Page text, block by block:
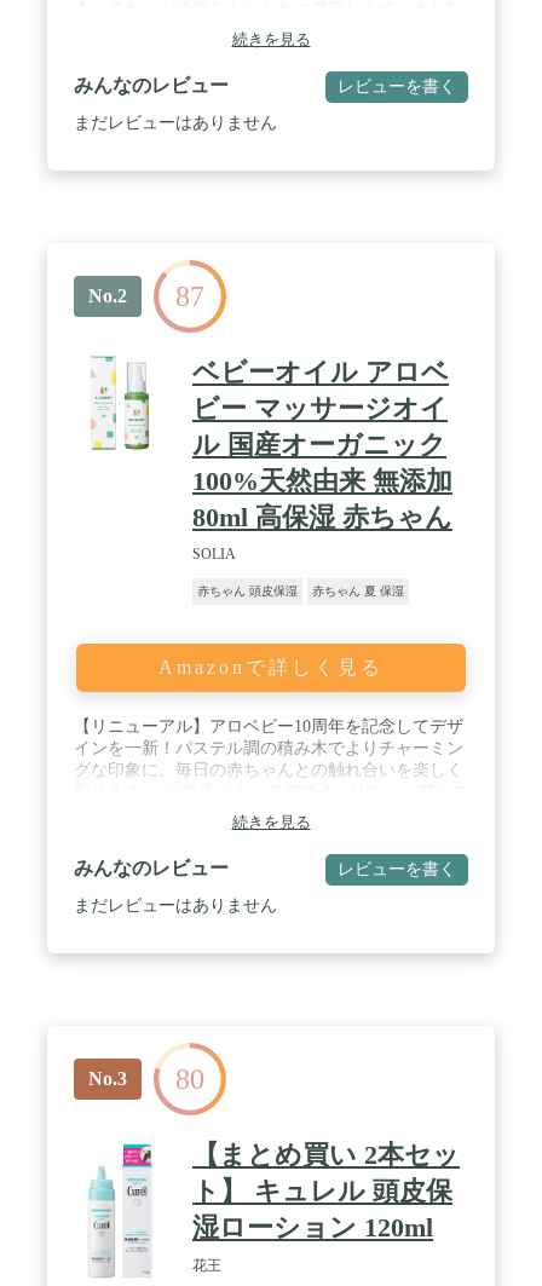
種の天然由来成分が、肌をすこやかに保ちます。 0
歳の赤ちゃん(新生児)からこども、敏感肌の大人の
方までご家族でお使いいただけます。 / 【 100%天
然由来成分 】8つの無添加（合成香料、合成着色
料、アルコール、合成ポリマー、パラベン、シリコ
やすいミルクタイプのローションです。厳選を重ね
たラベンダー＆ローズマリーから抽出された天然オ
ーガニックオイルを使用。ほのかに香るオーガニッ
クアロマの香り。 ※処方改良により、香りが以前
と異なると感じる場合がございます。香り成分は変
更しておりません。 / 【 こんな方におすすめ 】乾
燥や肌荒れが気になるが薬以外でケアしてあげた
い。赤ちゃんのスキンケアは無添加で安心できるも
のを使いたい。別の保湿剤を使っているが保湿力が
物足りない。ベタつくのが苦手で塗りやすいものが
いい。★ベビーオイルやベビークリームとの違い
は？ ★ベビーローションは肌の乾燥を防ぎ、うるお
いを与えます。ベビーオイルはマッサージ用や部分
ケア、ベビークリームはより高い保湿力を求めてい
ケアにローションをお使いください。乾燥する時期
クリームを重ね付けすると効果的です。併用をおす
すめしております。
続きを見る
みんなのレビュー レビューを書く
まだレビューはありません
No.2 87
ベビーオイル アロベ
ビー マッサージオイ
ル 国産オーガニック
100%天然由来 無添加
80ml 高保湿 赤ちゃん
SOLIA
赤ちゃん 頭皮保湿 赤ちゃん 夏 保湿
Amazonで詳しく見る
【リニューアル】アロベビー10周年を記念してデザ
インを一新！パステル調の積み木でよりチャーミン
グな印象に。毎日の赤ちゃんとの触れ合いを楽しく
時期は異なりますが、順次変更予定です。 / 【無添
加のベビーマッサージオイル】8つの無添加（合成
香料・合成着色料・アルコール・合成ポリマー・パ
ラベン・シリコン・鉱物油・石油系界面活性剤 フリ
ー)で気兼ねなく赤ちゃんの顔や体、全身に使えま
方にもお使いいただけます。 / 【 ベビーローション
やベビークリームとの違いは？ 】ベビーオイルはよ
り高い保湿力を求めている方や、ベビーマッサージ
をされる場合におすすめです。また、耳そうじやお
へそ、鼻、お尻周りの汚れ落としやふきとりにも適
しています。ベビーローションは毎日の保湿ケア
に、ベビークリームやオイルは乾燥が気になる部分
に重ね付けを。アロベビーのオイルは重ね付けしや
すい無香タイプ。 / 【 大人のスキンケアにも 】赤
ちゃんはもちろん、ママパパのフェイスオイルやハ
ンドオイルとしてもお使いいただけます。 / 【使用
続きを見る
みんなのレビュー レビューを書く
まだレビューはありません
No.3 80
【まとめ買い 2本セッ
ト】 キュレル 頭皮保
湿ローション 120ml
花王